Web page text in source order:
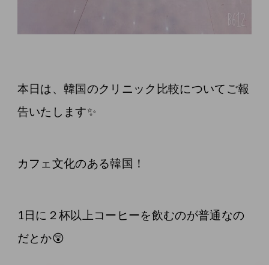
本日は、韓国のクリニック比較についてご報
告いたします✨
カフェ文化のある韓国！
1日に２杯以上コーヒーを飲むのが普通なの
だとか😲